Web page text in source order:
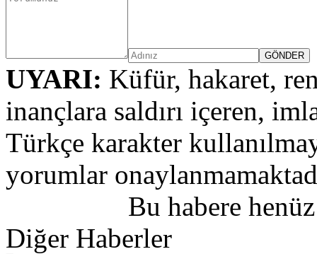
UYARI: Küfür, hakaret,
inançlara saldırı içeren,
Türkçe karakter
yorumlar
Bu habere
Diğer Haberler